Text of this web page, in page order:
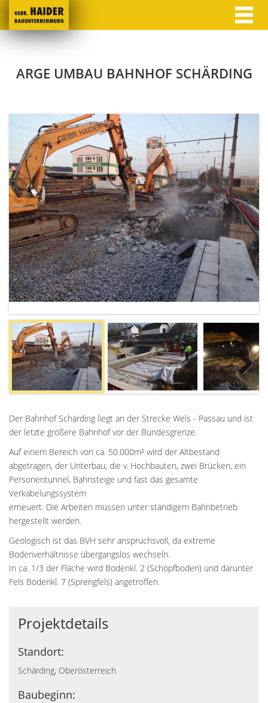
ARGE UMBAU BAHNHOF SCHÄRDING
Next
Der Bahnhof Schärding liegt an der Strecke Wels - Passau und ist
der letzte größere Bahnhof vor der Bundesgrenze.
Auf einem Bereich von ca. 50.000m² wird der Altbestand
abgetragen, der Unterbau, die v. Hochbauten, zwei Brücken, ein
Personentunnel, Bahnsteige und fast das gesamte
Verkabelungssystem
erneuert. Die Arbeiten müssen unter ständigem Bahnbetrieb
hergestellt werden.
Geologisch ist das BVH sehr anspruchsvoll, da extreme
Bodenverhältnisse übergangslos wechseln.
In ca. 1/3 der Fläche wird Bodenkl. 2 (Schöpfboden) und darunter
Fels Bodenkl. 7 (Sprengfels) angetroffen.
Projektdetails
Standort:
Schärding, Oberösterreich
Baubeginn: